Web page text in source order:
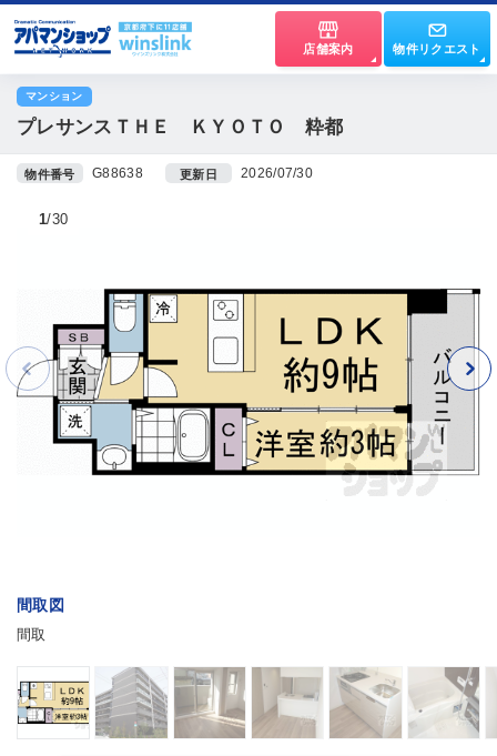
店舗案内 物件リクエスト
マンション
プレサンスＴＨＥ ＫＹＯＴＯ 粋都
物件番号 G88638 更新日 2026/07/30
間取図
間取
1 30